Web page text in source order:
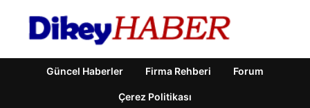
Güncel Haberler Firma Rehberi Forum
Çerez Politikası